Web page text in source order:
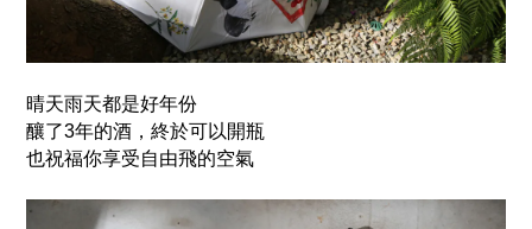
晴天雨天都是好年份
釀了3年的酒，終於可以開瓶
也祝福你享受自由飛的空氣